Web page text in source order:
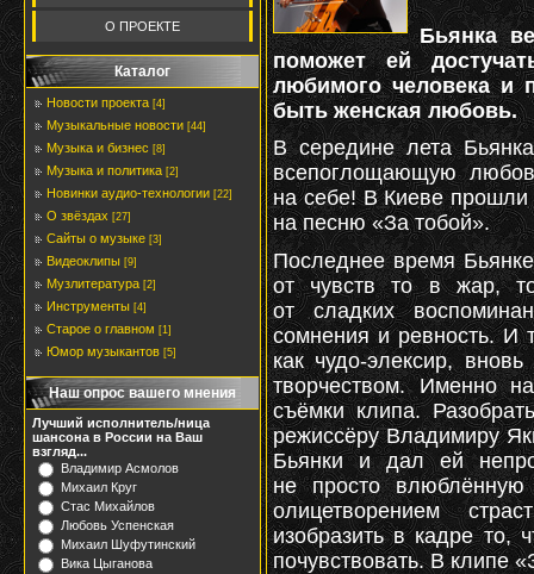
О ПРОЕКТЕ
Каталог
Новости проекта [4]
Музыкальные новости [44]
Музыка и бизнес [8]
Музыка и политика [2]
Новинки аудио-технологии [22]
О звёздах [27]
Сайты о музыке [3]
Видеоклипы [9]
Музлитература [2]
Инструменты [4]
Старое о главном [1]
Юмор музыкантов [5]
Наш опрос вашего мнения
Лучший исполнитель/ница
шансона в России на Ваш
взгляд...
Владимир Асмолов
Михаил Круг
Стас Михайлов
Любовь Успенская
Михаил Шуфутинский
Вика Цыганова
Бьянка
поможет ей
любимого человека и
быть женская любовь.
В середине лета
всепоглощающую
на себе! В Киеве прошли
на песню «За тобой».
Последнее время
от чувств то в жар,
от сладких
сомнения и ревность. И
как чудо-элексир,
творчеством. Именно
съёмки клипа.
режиссёру Владимиру
Бьянки и дал ей
не просто
олицетворением
изобразить в кадре то,
почувствовать. В клипе